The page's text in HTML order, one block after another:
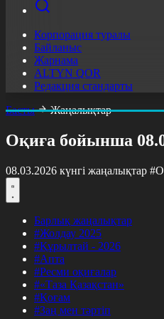
Корпорация туралы
Байланыс
Жарнама
ALTYN QOR
Редакция стандарты
Басты
Жаңалықтар
Оқиға бойынша
08.03.2026 күнгі жаңалықтар
Барлық жаңалықтар
#Жолдау 2025
#Құрылтай - 2026
#Апта
#Ресми оқиғалар
#«Таза Қазақстан»
#Қоғам
#Заң мен тәртіп